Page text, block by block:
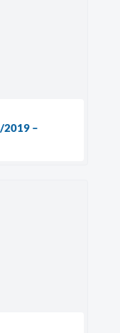
2019 –